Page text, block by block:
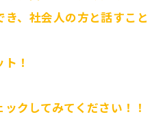
、社会人の方と話すこと
！
クしてみてください！！